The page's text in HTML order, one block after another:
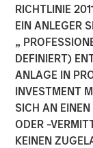
RICHTLINIE
EIN ANLEGER
„
DEFINIERT)
ANLAGE IN
INVESTMENT
SICH AN
ODER -
KEINEN
14 OKTOBER